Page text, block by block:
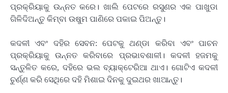
ପ୍ରକ୍ରିୟାକୁ ଉନ୍ନତ କରେ। ଖାଲି ପେଟରେ ରସୁଣର ଏକ ପାଖୁଡା
ଗିଳିଦିଅନ୍ତୁ କିମ୍ବା ଉଷୁମ ପାଣିରେ ପକାଇ ପିଅନ୍ତୁ।
କଦଳୀ ଏବଂ ଦହିର ସେବନ: ପେଟକୁ ଥଣ୍ଡା କରିବା ଏବଂ ପାଚନ
ପ୍ରକ୍ରିୟାକୁ ଉନ୍ନତ କରିବାରେ ପ୍ରଭାବଶାଳୀ। କଦଳୀ ହଜମକୁ
ସନ୍ତୁଳିତ କରେ, ଦହିରେ ଭଲ ବ୍ୟାକ୍ଟେରିଆ ଥାଏ। ଗୋଟିଏ କଦଳୀ
ଚୁର୍ଣ୍ଣ କରି ସେଥିରେ ଦହି ମିଶାଇ ଦିନକୁ ଦୁଇଥର ଖାଆନ୍ତୁ।